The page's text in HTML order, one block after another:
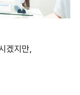
겠지만,